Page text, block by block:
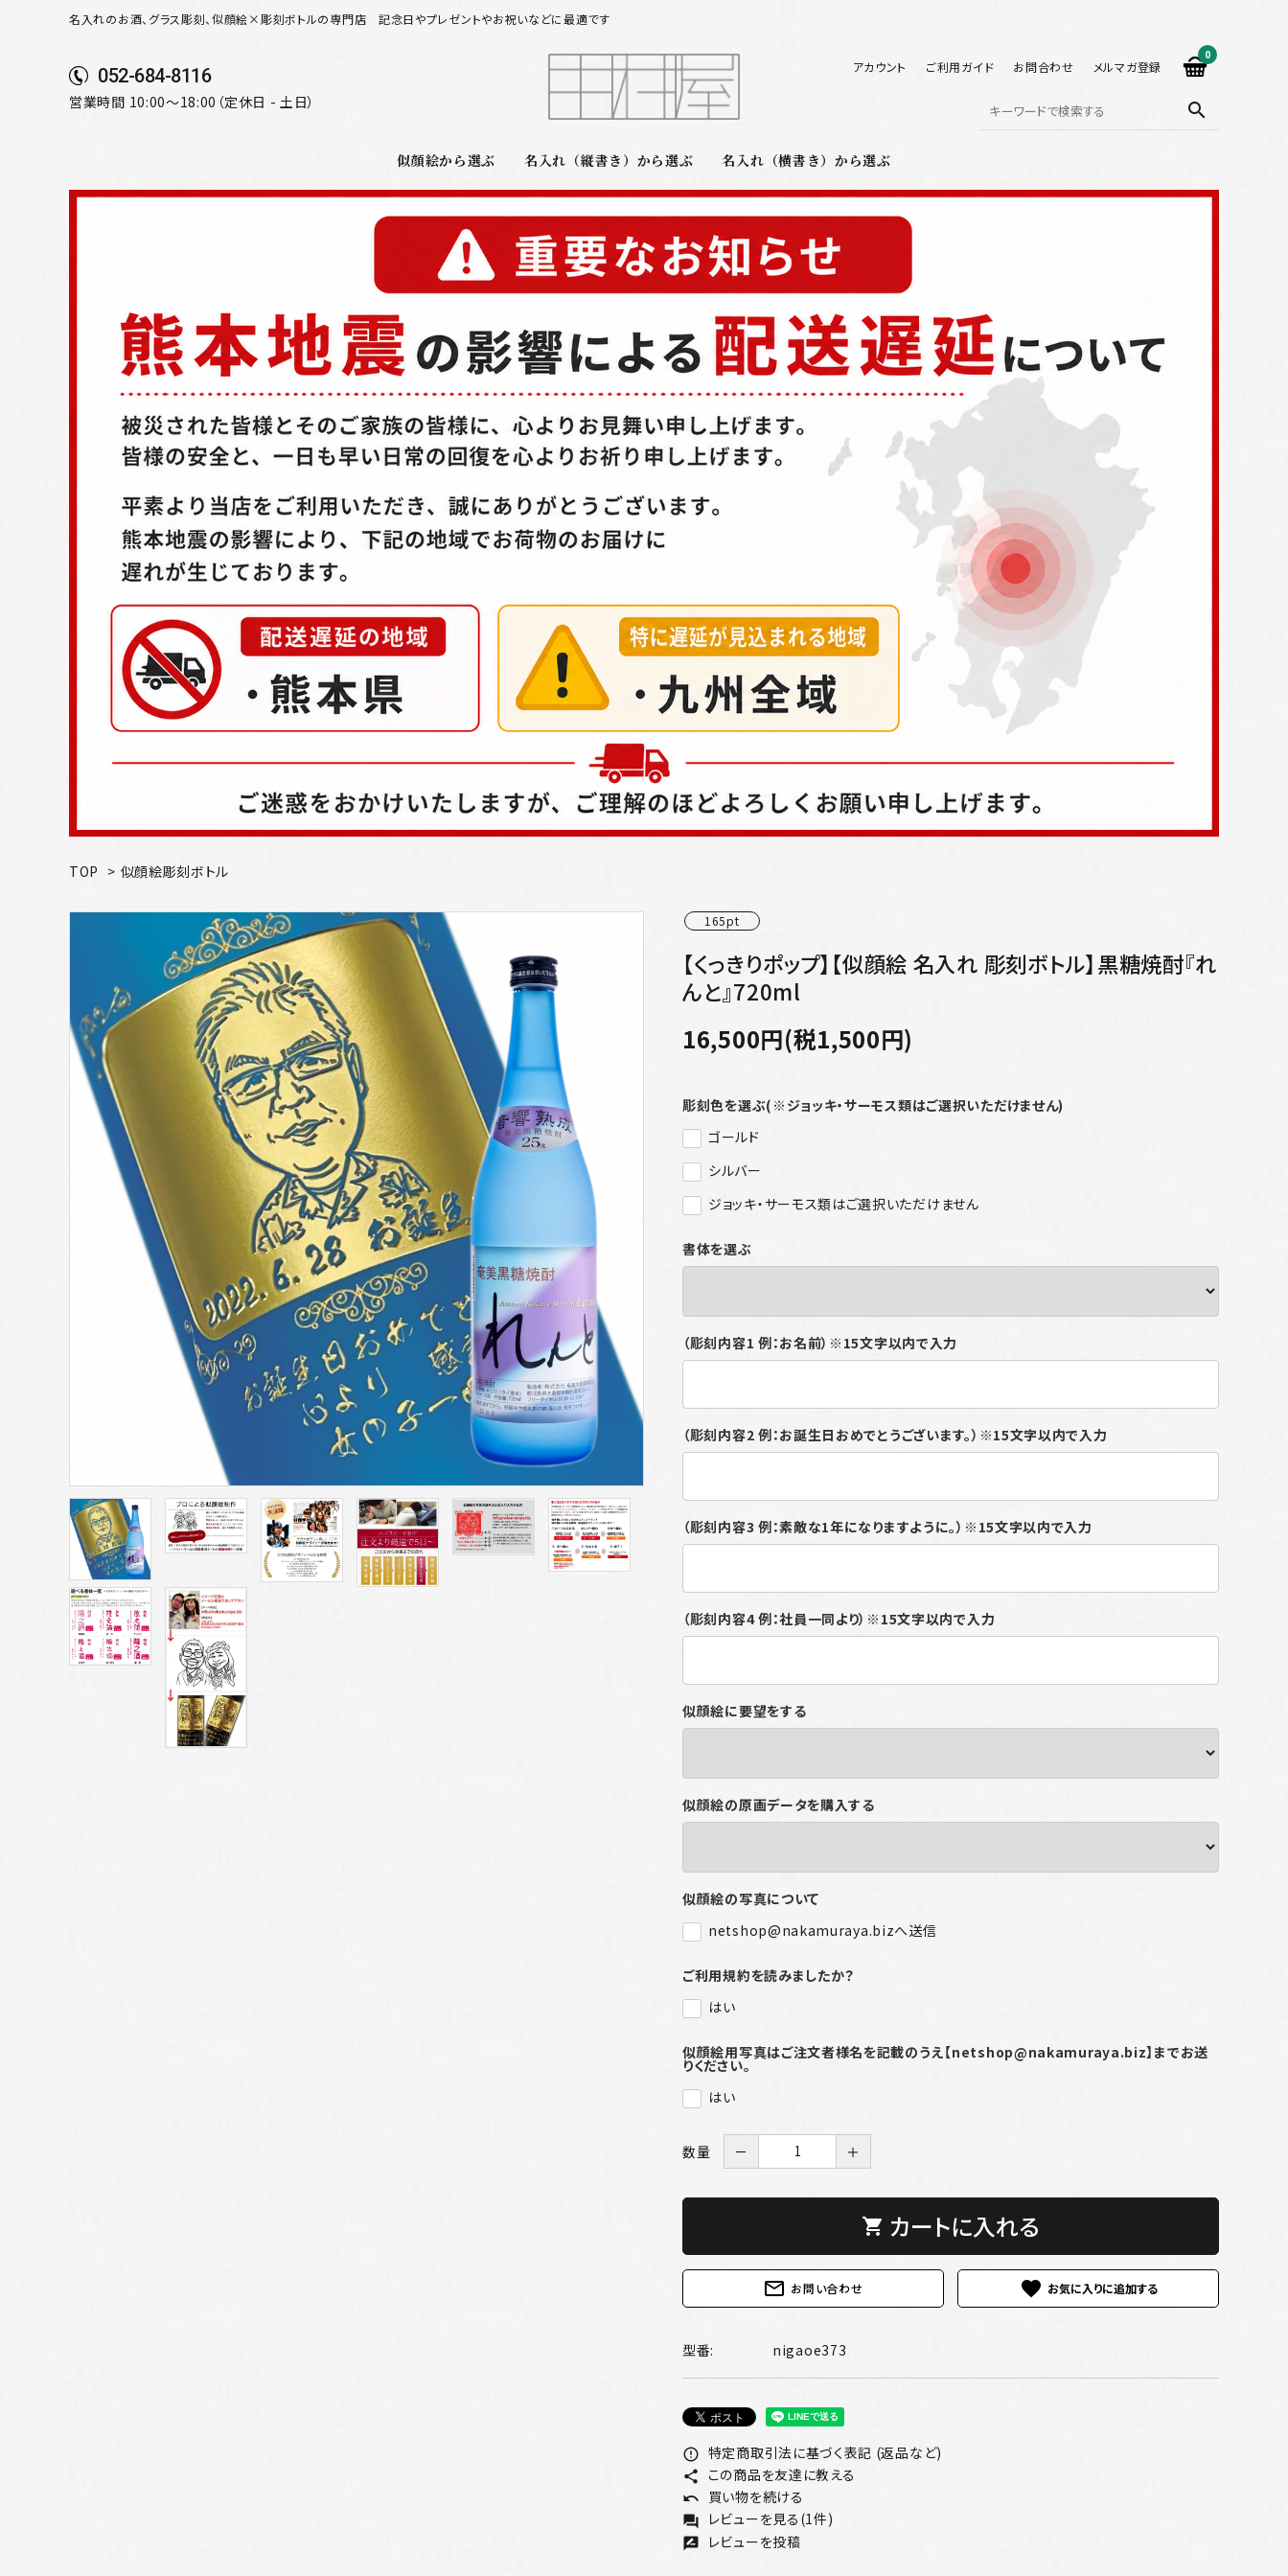
名入れのお酒、グラス彫刻、似顔絵×彫刻ボトルの専門店 記念日やプレゼントやお祝いなどに最適です
052-684-8116
営業時間 10:00～18:00（定休日 - 土日）
アカウント ご利用ガイド お問合わせ メルマガ登録
0
search
似顔絵から選ぶ 名入れ（縦書き）から選ぶ 名入れ（横書き）から選ぶ
名入れ（縦書き）から選ぶ
名入れ（横書き）から選ぶ
プライバシーポリシー
特定商取引法について
TOP > 似顔絵彫刻ボトル
165pt
【くっきりポップ】【似顔絵 名入れ 彫刻ボトル】黒糖焼酎『れ
んと』720ml
16,500円(税1,500円)
彫刻色を選ぶ(※ジョッキ・サーモス類はご選択いただけません)
ゴールド
シルバー
ジョッキ・サーモス類はご選択いただけません
書体を選ぶ
（彫刻内容1 例：お名前）※15文字以内で入力
（彫刻内容2 例：お誕生日おめでとうございます。）※15文字以内で入力
（彫刻内容3 例：素敵な1年になりますように。）※15文字以内で入力
（彫刻内容4 例：社員一同より）※15文字以内で入力
似顔絵に要望をする
似顔絵の原画データを購入する
似顔絵の写真について
netshop@nakamuraya.bizへ送信
ご利用規約を読みましたか？
はい
似顔絵用写真はご注文者様名を記載のうえ【netshop@nakamuraya.biz】までお送
りください。
はい
数量 － ＋
shopping_cart カートに入れる
mail_outline お問い合わせ favorite
型番: nigaoe373
error_outline 特定商取引法に基づく表記 (返品など)
share この商品を友達に教える
undo 買い物を続ける
forum レビューを見る(1件)
rate_review レビューを投稿